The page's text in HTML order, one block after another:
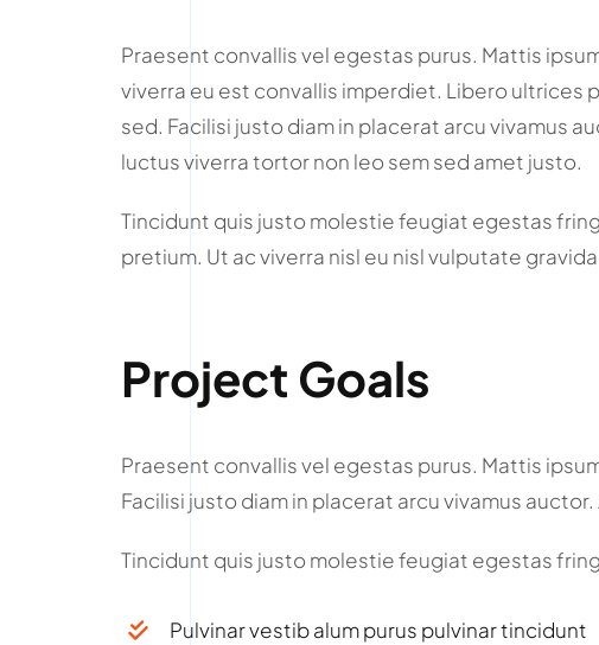
Praesent convallis vel egestas purus. Mattis
viverra eu est convallis imperdiet. Libero ultrices
sed. Facilisi justo diam in placerat arcu vivamus
luctus viverra tortor non leo sem sed amet justo.
Tincidunt quis justo molestie feugiat egestas
pretium. Ut ac viverra nisl eu nisl vulputate
Project Goals
Praesent convallis vel egestas purus. Mattis
Facilisi justo diam in placerat arcu vivamus
Tincidunt quis justo molestie feugiat egestas
Pulvinar vestib alum purus pulvinar tincidunt